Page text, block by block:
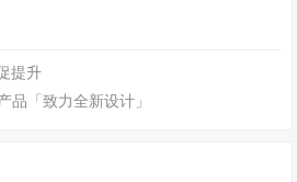
提升
品「致力全新设计」